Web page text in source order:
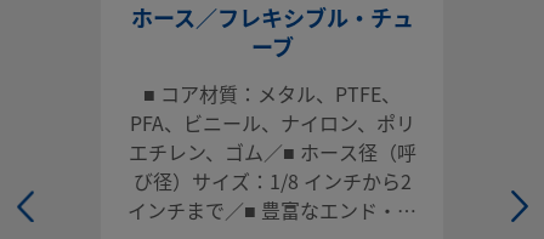
システム設計者およびユーザーは、製品カタログの内容をす
ご覧になった上で、安全な製品の選定を行ってください。
トラブルなく機能するよう、システム全体の設計を考慮して
品をご選定ください。 機能、材質の適合性、数値データな
慮し製品を選定すること、また、適切な取り付け、操作およ
ンテナンスを行うのは、システム設計者およびユーザーの責
すので、十分にご注意ください。
ホース／フレキシブル・チュ
ーブ
■ コア材質：メタル、PTFE、
PFA、ビニール、ナイロン、ポリ
エチレン、ゴム／■ ホース径（呼
び径）サイズ：1/8 インチから2
インチまで／■ 豊富なエンド・コ